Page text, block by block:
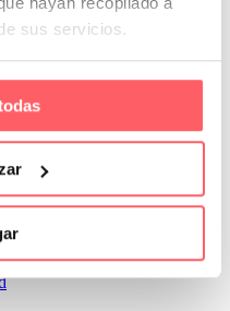
sus servicios.
de ellos.